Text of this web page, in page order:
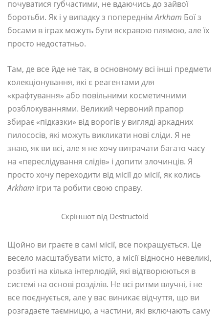
почуватися губчастими, не вдаючись до зайвої
боротьби. Як і у випадку з попереднімArkham Бої з
босами в іграх можуть бути яскравою плямою, але їх
просто недостатньо.
Там, де все йде не так, в основному всі інші предмети
колекціонування, які є реагентами для
«крафтування» або повільними косметичними
розблокуваннями. Великий червоний прапор
збирає «підказки» від ворогів у вигляді аркадних
пилососів, які можуть викликати нові сліди. Я не
знаю, як ви всі, але я не хочу витрачати багато часу
на «переслідування слідів» і допити злочинців. Я
просто хочу переходити від місії до місії, як колись
Arkham ігри та робити свою справу.
Скріншот від Destructoid
Щойно ви граєте в самі місії, все покращується. Це
весело масштабувати місто, а місії відносно невеликі,
розбиті на кілька інтерлюдій, які відтворюються в
системі на основі розділів. Не всі ритми влучні, і не
все поєднується, але у вас виникає відчуття, що ви
розгадаєте таємницю, а частини, які включають саму